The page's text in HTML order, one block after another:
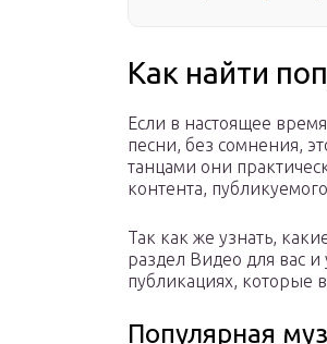
Как найти
Если в настоящее
песни, без сомнения,
танцами они
контента,
Так как же узнать,
раздел Видео для вас и
публикациях, которые
Популярная